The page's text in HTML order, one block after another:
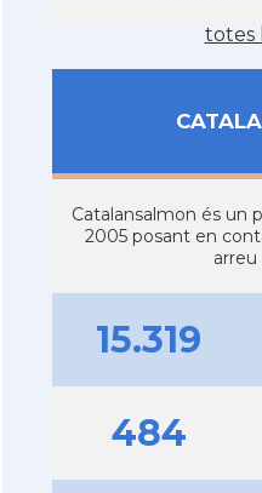
totes
Catalansalmon és un
2005 posant en
15.319
484